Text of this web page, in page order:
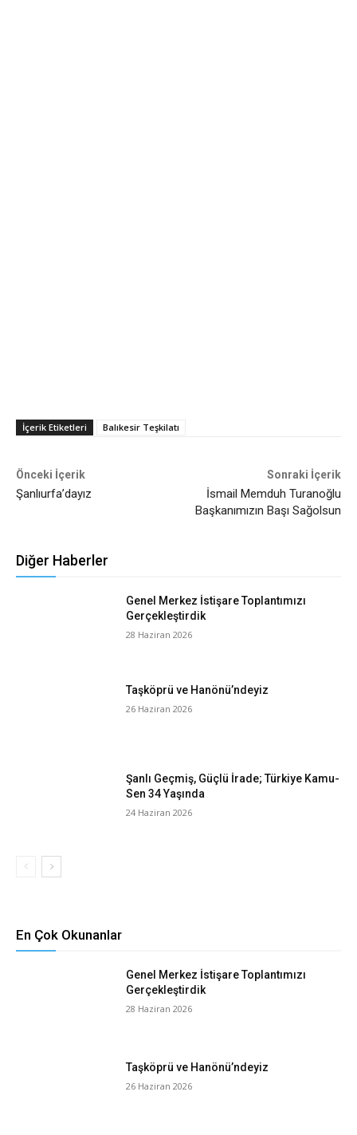
İçerik Etiketleri Balıkesir Teşkilatı
Önceki İçerik
Şanlıurfa’dayız
Sonraki İçerik
İsmail Memduh Turanoğlu
Başkanımızın Başı Sağolsun
Diğer Haberler
Genel Merkez İstişare Toplantımızı
Gerçekleştirdik
28 Haziran 2026
Taşköprü ve Hanönü’ndeyiz
26 Haziran 2026
Şanlı Geçmiş, Güçlü İrade; Türkiye Kamu-
Sen 34 Yaşında
24 Haziran 2026
En Çok Okunanlar
Genel Merkez İstişare Toplantımızı
Gerçekleştirdik
28 Haziran 2026
Taşköprü ve Hanönü’ndeyiz
26 Haziran 2026